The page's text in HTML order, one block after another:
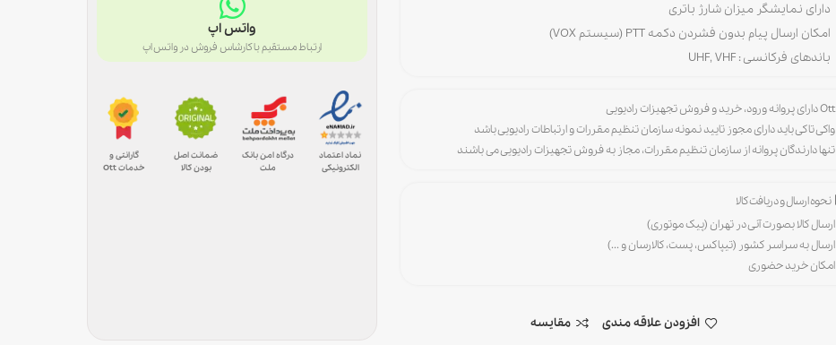
دارای نمایشگر میزان شارژ باتری
امکان ارسال پیام بدون فشردن دکمه PTT (سیستم VOX)
باندهای فرکانسی : UHF, VHF
Ott دارای پروانه ورود، خرید و فروش تجهیزات رادیویی
واکی تاکی باید دارای مجوز تایید نمونه سازمان تنظیم مقررات و ارتباطات رادیویی باشد
تنها دارندگان پروانه از سازمان تنظیم مقررات، مجاز به فروش تجهیزات رادیویی می باشند
نحوه ارسال و دریافت کالا
ارسال کالا بصورت آنی در تهران (پیک موتوری)
ارسال به سراسر کشور (تیپاکس، پست، کالارسان و ...)
امکان خرید حضوری
افزودن علاقه مندی مقایسه
واتس اپ
ارتباط مستقیم با کارشاس فروش در واتس اپ
نماد اعتماد
الکترونیکی
درگاه امن بانک
ملت
ضمانت اصل
بودن کالا
گارانتی و
خدمات Ott